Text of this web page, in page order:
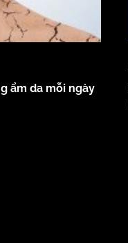
ẩm da mỗi ngày